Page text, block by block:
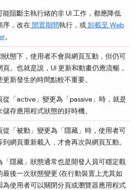
能阻斷主執行緒的非 UI 工作，都應降低
序，改在閒置期間執行，或卸載至 Web
。
狀態下，使用者不會與網頁互動，但仍可
頁。也就是說，UI 更新和動畫仍應流暢，
更新發生的時間點較不重要。
從「active」 變更為「passive」 時，就是
儲存應用程式狀態的好時機。
「被動」 變更為「隱藏」 時，使用者可
到網頁重新載入，才會再次與網頁互動。
隱藏」 狀態通常也是開發人員可穩定觀
最後一次狀態變更 (在行動裝置上尤其如
為使用者可以關閉分頁或瀏覽器應用程式